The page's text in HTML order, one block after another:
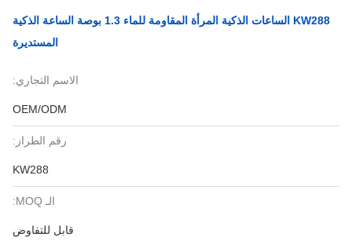
KW288 الساعات الذكية المرأة المقاومة للماء 1.3 بوصة الساعة الذكية
المستديرة
الاسم التجاري:
OEM/ODM
رقم الطراز:
KW288
الـ MOQ:
قابل للتفاوض